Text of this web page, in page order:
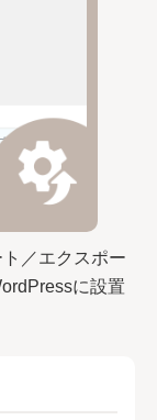
／エクスポー
に設置